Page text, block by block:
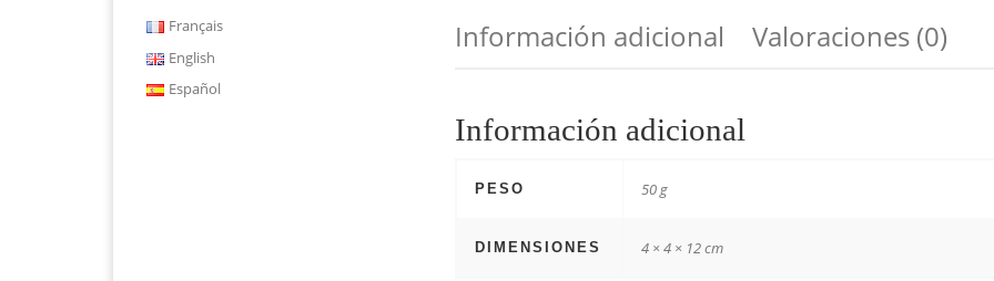
Información adicional Valoraciones (0)
Información adicional
PESO 50 g
DIMENSIONES 4 × 4 × 12 cm
Français
English
Español